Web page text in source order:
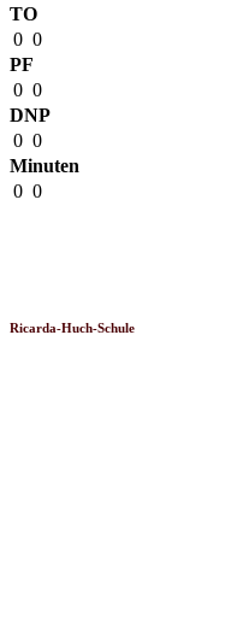
TO
0 0
PF
0 0
DNP
0 0
Minuten
0 0
Ricarda-Huch-Schule